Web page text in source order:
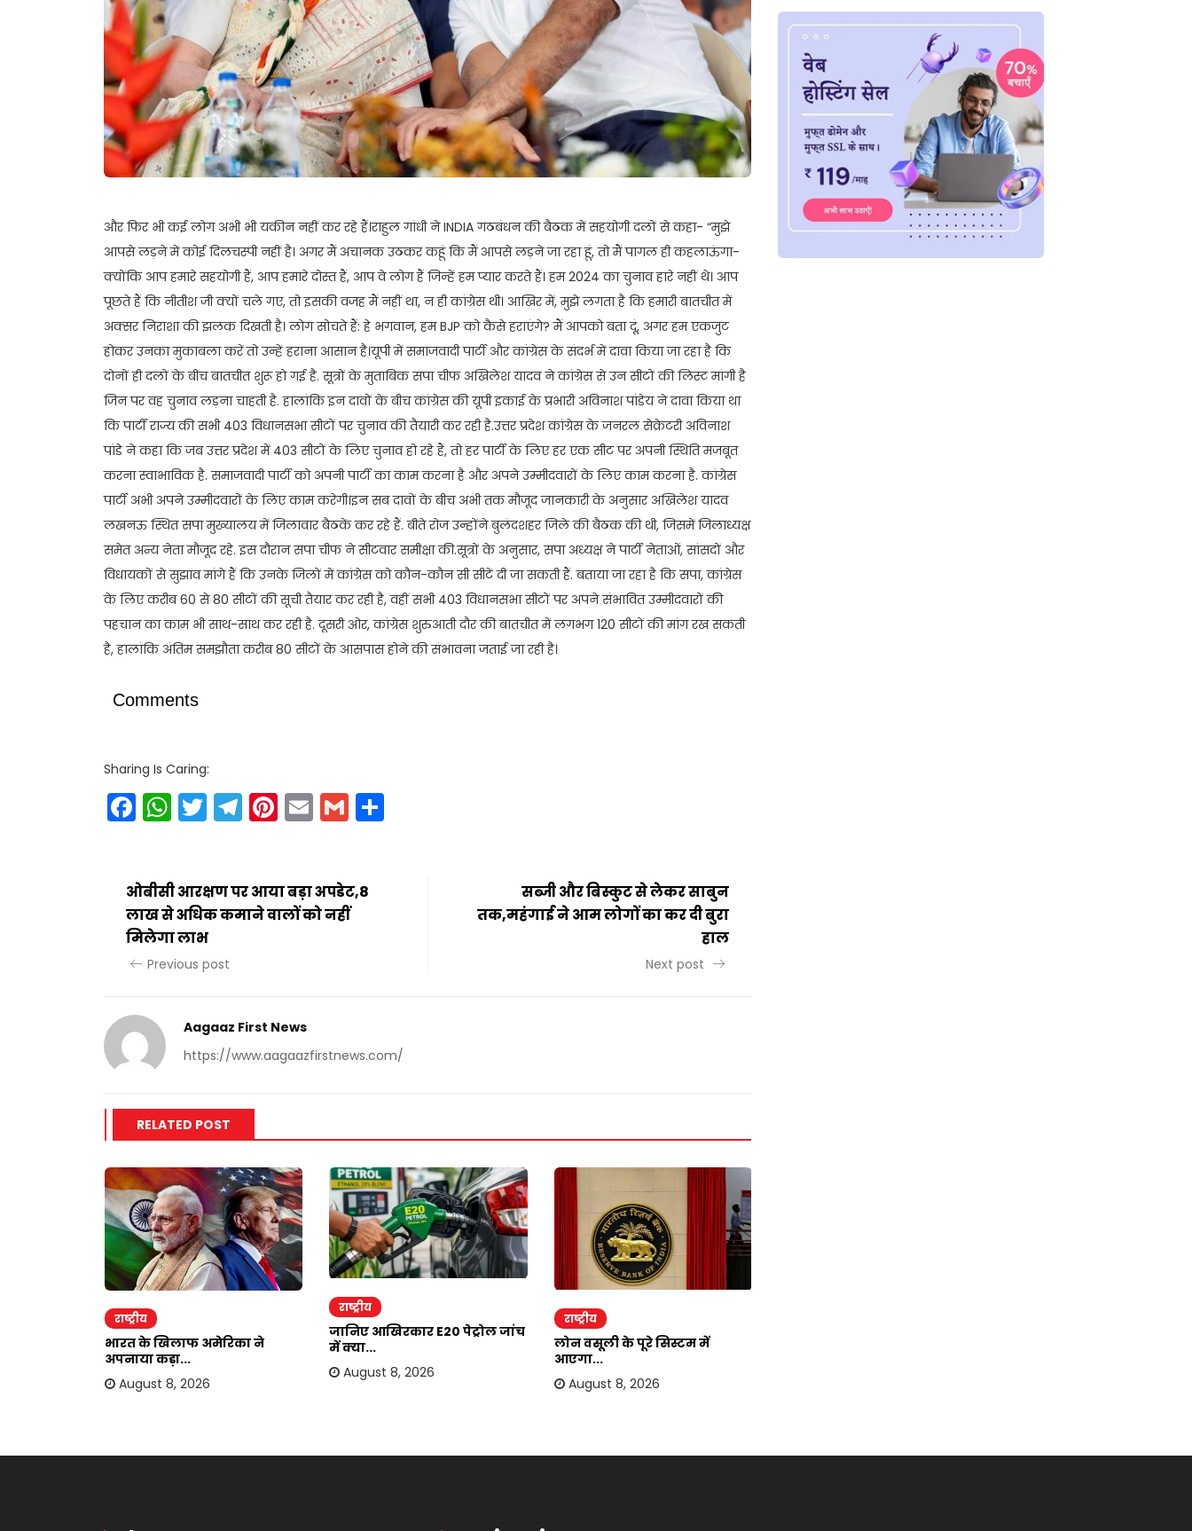
और फिर भी कई लोग अभी भी यकीन नहीं कर रहे हैं।राहुल गांधी ने INDIA गठबंधन की बैठक में सहयोगी दलों से कहा- “मुझे
आपसे लड़ने में कोई दिलचस्पी नहीं है। अगर मैं अचानक उठकर कहूं कि मैं आपसे लड़ने जा रहा हूं, तो मैं पागल ही कहलाऊंगा-
क्योंकि आप हमारे सहयोगी हैं, आप हमारे दोस्त हैं, आप वे लोग हैं जिन्हें हम प्यार करते हैं। हम 2024 का चुनाव हारे नहीं थे। आप
पूछते हैं कि नीतीश जी क्यों चले गए, तो इसकी वजह मैं नहीं था, न ही कांग्रेस थी। आखिर में, मुझे लगता है कि हमारी बातचीत में
अक्सर निराशा की झलक दिखती है। लोग सोचते हैं: हे भगवान, हम BJP को कैसे हराएंगे? मैं आपको बता दूं, अगर हम एकजुट
होकर उनका मुकाबला करें तो उन्हें हराना आसान है।यूपी में समाजवादी पार्टी और कांग्रेस के संदर्भ में दावा किया जा रहा है कि
दोनों ही दलों के बीच बातचीत शुरू हो गई है. सूत्रों के मुताबिक सपा चीफ अखिलेश यादव ने कांग्रेस से उन सीटों की लिस्ट मांगी है
जिन पर वह चुनाव लड़ना चाहती है. हालांकि इन दावों के बीच कांग्रेस की यूपी इकाई के प्रभारी अविनाश पांडेय ने दावा किया था
कि पार्टी राज्य की सभी 403 विधानसभा सीटों पर चुनाव की तैयारी कर रही है.उत्तर प्रदेश कांग्रेस के जनरल सेक्रेटरी अविनाश
पांडे ने कहा कि जब उत्तर प्रदेश में 403 सीटों के लिए चुनाव हो रहे हैं, तो हर पार्टी के लिए हर एक सीट पर अपनी स्थिति मजबूत
करना स्वाभाविक है. समाजवादी पार्टी को अपनी पार्टी का काम करना है और अपने उम्मीदवारों के लिए काम करना है. कांग्रेस
पार्टी अभी अपने उम्मीदवारों के लिए काम करेगी।इन सब दावों के बीच अभी तक मौजूद जानकारी के अनुसार अखिलेश यादव
लखनऊ स्थित सपा मुख्यालय में जिलावार बैठकें कर रहे हैं. बीते रोज उन्होंने बुलंदशहर जिले की बैठक की थी, जिसमें जिलाध्यक्ष
समेत अन्य नेता मौजूद रहे. इस दौरान सपा चीफ ने सीटवार समीक्षा की.सूत्रों के अनुसार, सपा अध्यक्ष ने पार्टी नेताओं, सांसदों और
विधायकों से सुझाव मांगे हैं कि उनके जिलों में कांग्रेस को कौन-कौन सी सीटें दी जा सकती हैं. बताया जा रहा है कि सपा, कांग्रेस
के लिए करीब 60 से 80 सीटों की सूची तैयार कर रही है, वहीं सभी 403 विधानसभा सीटों पर अपने संभावित उम्मीदवारों की
पहचान का काम भी साथ-साथ कर रही है. दूसरी ओर, कांग्रेस शुरुआती दौर की बातचीत में लगभग 120 सीटों की मांग रख सकती
है, हालांकि अंतिम समझौता करीब 80 सीटों के आसपास होने की संभावना जताई जा रही है।
Comments
Sharing Is Caring:
Facebook
WhatsApp
Twitter
Telegram
Pinterest
EmailGmail
ओबीसी आरक्षण पर आया बड़ा अपडेट,8
लाख से अधिक कमाने वालों को नहीं
मिलेगा लाभ
Previous post
सब्जी और बिस्कुट से लेकर साबुन
तक,महंगाई ने आम लोगों का कर दी बुरा
हाल
Next post
Aagaaz First News
https://www.aagaazfirstnews.com/
RELATED POST
राष्ट्रीय
भारत के खिलाफ अमेरिका ने
अपनाया कड़ा...
August 8, 2026
राष्ट्रीय
जानिए आखिरकार E20 पेट्रोल जांच
में क्या...
August 8, 2026
राष्ट्रीय
लोन वसूली के पूरे सिस्टम में
आएगा...
August 8, 2026